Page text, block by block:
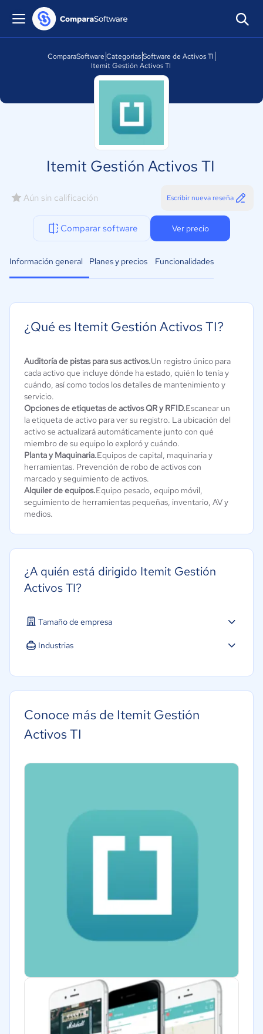
ComparaSoftware CategoríasSoftware de Activos TI
Itemit Gestión Activos TI
Itemit Gestión Activos TI
Aún sin calificación Escribir nueva reseña
Comparar software Ver precio
Información general Planes y precios Funcionalidades
¿Qué es Itemit Gestión Activos TI?
Auditoría de pistas para sus activos.Un registro único para
cada activo que incluye dónde ha estado, quién lo tenía y
cuándo, así como todos los detalles de mantenimiento y
servicio.
Opciones de etiquetas de activos QR y RFID.Escanear un
la etiqueta de activo para ver su registro. La ubicación del
activo se actualizará automáticamente junto con qué
miembro de su equipo lo exploró y cuándo.
Planta y Maquinaria.Equipos de capital, maquinaria y
herramientas. Prevención de robo de activos con
marcado y seguimiento de activos.
Alquiler de equipos.Equipo pesado, equipo móvil,
seguimiento de herramientas pequeñas, inventario, AV y
medios.
¿A quién está dirigido Itemit Gestión
Activos TI?
Tamaño de empresa
Industrias
Conoce más de Itemit Gestión
Activos TI